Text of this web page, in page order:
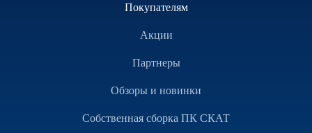
Покупателям
Акции
Партнеры
Обзоры и новинки
Собственная сборка ПК СКАТ